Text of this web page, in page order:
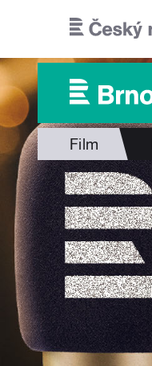
Film